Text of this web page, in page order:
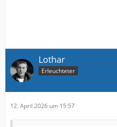
Lothar
Erleuchteter
12. April 2026 um 15:57